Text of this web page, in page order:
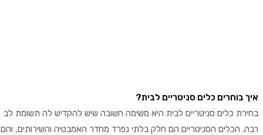
כלים סניטריים לבית?
כלים סניטריים לבית היא משימה חשובה שיש להקדיש לה תשומת לב
הסניטריים הם חלק בלתי נפרד מחדר האמבטיה והשירותים, והם